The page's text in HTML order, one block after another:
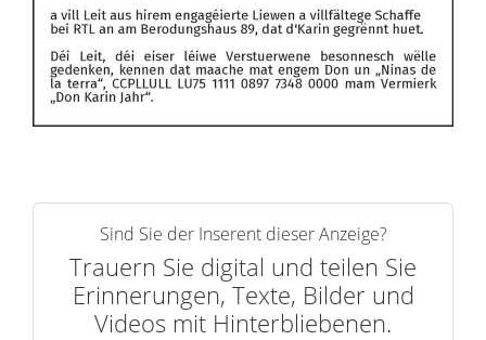
Sind Sie der Inserent dieser Anzeige?
Trauern Sie digital und teilen Sie
Erinnerungen, Texte, Bilder und
Videos mit Hinterbliebenen.